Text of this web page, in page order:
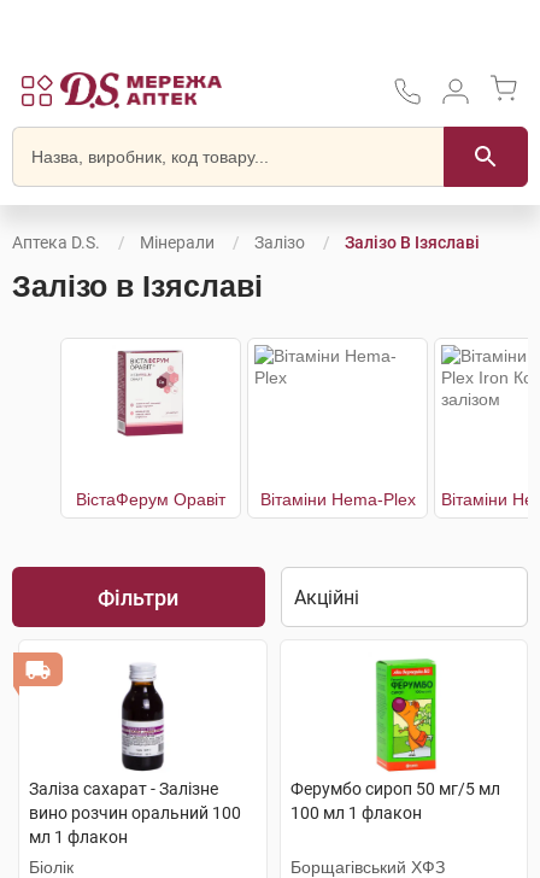
Аптека D.S. Мінерали Залізо Залізо В Ізяславі
Залізо в Ізяславі
ВістаФерум Оравіт Вітаміни Hema-Plex
Фільтри
Заліза сахарат - Залізне
вино розчин оральний 100
мл 1 флакон
Біолік
Ферумбо сироп 50 мг/5 мл
100 мл 1 флакон
Борщагівський ХФЗ